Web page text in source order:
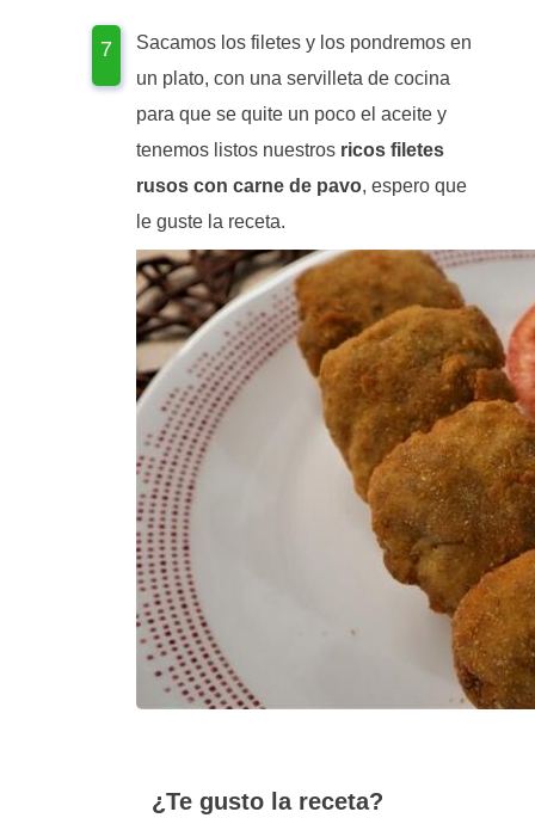
Sacamos los filetes y los pondremos en
un plato, con una servilleta de cocina
para que se quite un poco el aceite y
tenemos listos nuestros ricos filetes
rusos con carne de pavo, espero que
le guste la receta.
¿Te gusto la receta?